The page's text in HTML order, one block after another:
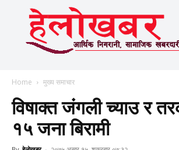
Home मुख्य समाचार
विषाक्त जंगली च्याउ र
१५ जना बिरामी